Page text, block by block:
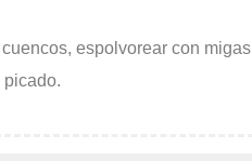
espolvorear con
picado.